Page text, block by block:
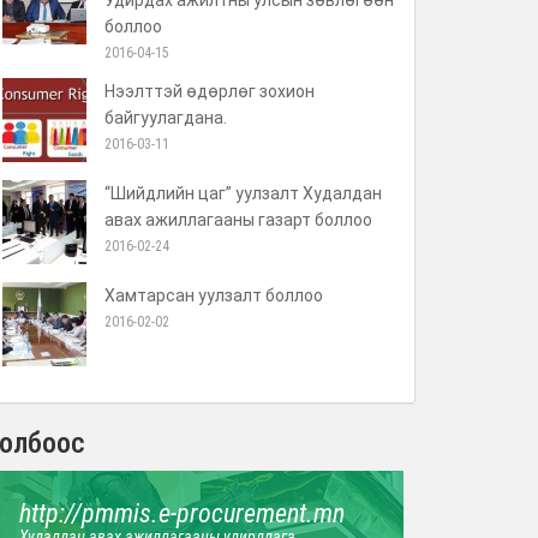
боллоо
2016-04-15
Нээлттэй өдөрлөг зохион
байгуулагдана.
2016-03-11
“Шийдлийн цаг” уулзалт Худалдан
авах ажиллагааны газарт боллоо
2016-02-24
Хамтарсан уулзалт боллоо
2016-02-02
http://pmmis.e-procurement.mn